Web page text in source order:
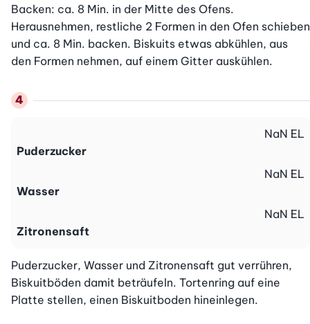
Backen: ca. 8 Min. in der Mitte des Ofens.
Herausnehmen, restliche 2 Formen in den Ofen schieben
und ca. 8 Min. backen. Biskuits etwas abkühlen, aus
den Formen nehmen, auf einem Gitter auskühlen.
Puderzucker
NaN EL
Wasser
NaN EL
Zitronensaft
NaN EL
Puderzucker, Wasser und Zitronensaft gut verrühren,
Biskuitböden damit beträufeln. Tortenring auf eine
Platte stellen, einen Biskuitboden hineinlegen.